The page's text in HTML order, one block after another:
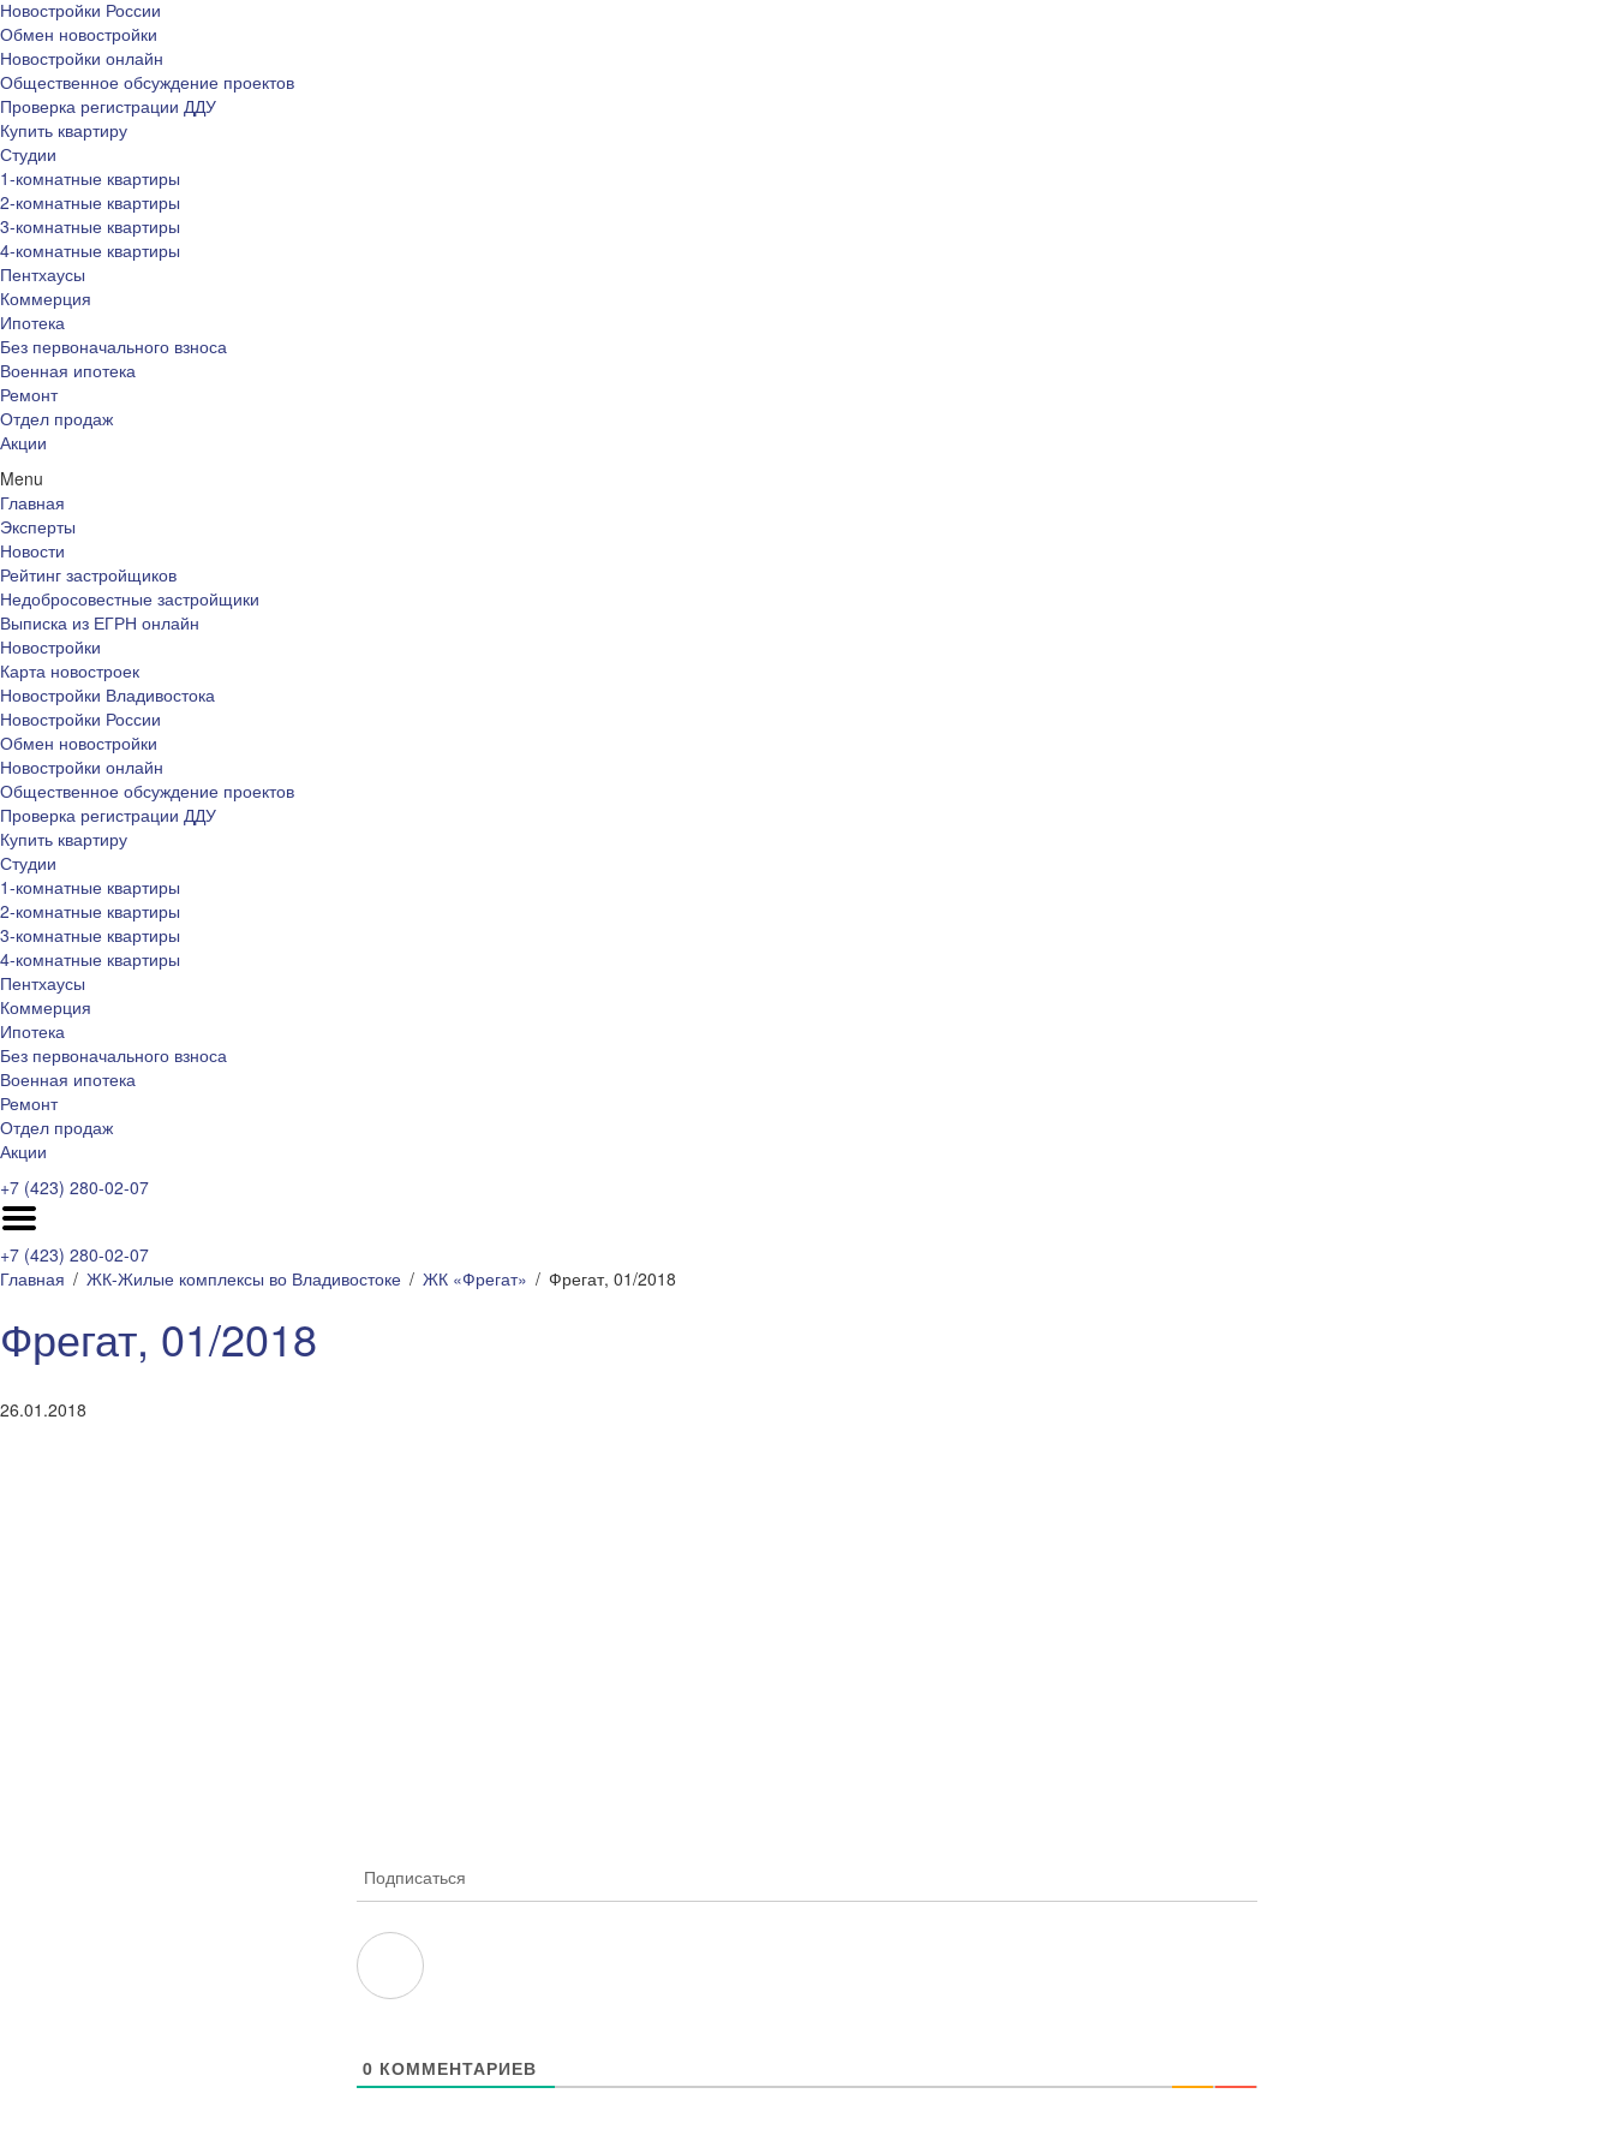
Новостройки России
Обмен новостройки
Новостройки онлайн
Общественное обсуждение проектов
Проверка регистрации ДДУ
Купить квартиру
Студии
1-комнатные квартиры
2-комнатные квартиры
3-комнатные квартиры
4-комнатные квартиры
Пентхаусы
Коммерция
Ипотека
Без первоначального взноса
Военная ипотека
Ремонт
Отдел продаж
Акции
Menu
Главная
Эксперты
Новости
Рейтинг застройщиков
Недобросовестные застройщики
Выписка из ЕГРН онлайн
Новостройки
Карта новостроек
Новостройки Владивостока
Новостройки России
Обмен новостройки
Новостройки онлайн
Общественное обсуждение проектов
Проверка регистрации ДДУ
Купить квартиру
Студии
1-комнатные квартиры
2-комнатные квартиры
3-комнатные квартиры
4-комнатные квартиры
Пентхаусы
Коммерция
Ипотека
Без первоначального взноса
Военная ипотека
Ремонт
Отдел продаж
Акции
+7 (423) 280-02-07
+7 (423) 280-02-07
Главная
ЖК-Жилые комплексы во Владивостоке ЖК «Фрегат» Фрегат, 01/2018
Фрегат, 01/2018
26.01.2018
Подписаться
0 КОММЕНТАРИЕВ